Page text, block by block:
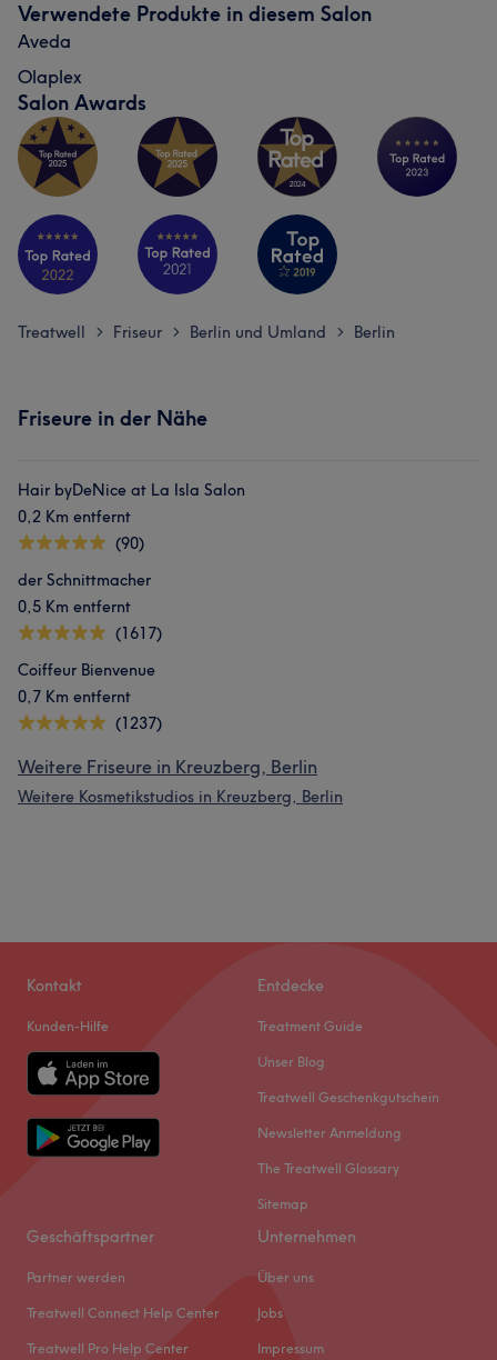
Verwendete Produkte in diesem Salon
Aveda
Olaplex
Salon Awards
Treatwell > Friseur > Berlin und Umland > Berlin
Friseure in der Nähe
Hair byDeNice at La Isla Salon
0,2 Km entfernt
(90)
der Schnittmacher
0,5 Km entfernt
(1617)
Coiffeur Bienvenue
0,7 Km entfernt
(1237)
Weitere Friseure in Kreuzberg, Berlin
Weitere Kosmetikstudios in Kreuzberg, Berlin
Kontakt
Kunden-Hilfe
Entdecke
Treatment Guide
Unser Blog
Treatwell Geschenkgutschein
Newsletter Anmeldung
The Treatwell Glossary
Sitemap
Geschäftspartner
Partner werden
Treatwell Connect Help Center
Treatwell Pro Help Center
Unternehmen
Über uns
Jobs
Impressum